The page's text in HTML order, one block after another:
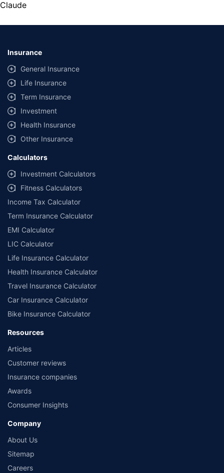
Claude
Insurance
General Insurance
Life Insurance
Term Insurance
Investment
Health Insurance
Other Insurance
Calculators
Investment Calculators
Fitness Calculators
Income Tax Calculator
Term Insurance Calculator
EMI Calculator
LIC Calculator
Life Insurance Calculator
Health Insurance Calculator
Travel Insurance Calculator
Car Insurance Calculator
Bike Insurance Calculator
Resources
Articles
Customer reviews
Insurance companies
Awards
Consumer Insights
Company
About Us
Sitemap
Careers